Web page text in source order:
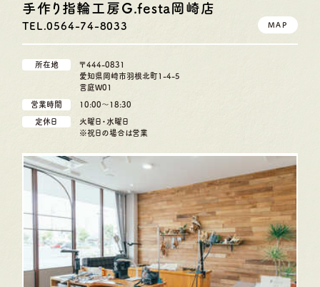
手作り指輪工房G.festa 岡崎店
TEL.0564-74-8033 MAP
所在地
〒444-0831
愛知県岡崎市羽根北町1-4-5
言庭W01
営業時間 10:00〜18:30
定休日
火曜日・水曜日
※祝日の場合は営業